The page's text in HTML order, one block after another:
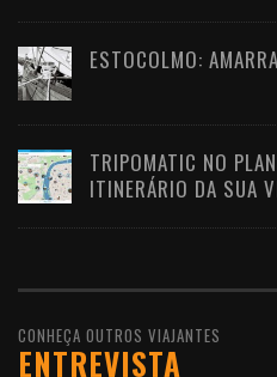
ESTOCOLMO:
TRIPOMATIC NO
ITINERÁRIO DA SUA
CONHEÇA OUTROS VIAJANTES
ENTREVISTA